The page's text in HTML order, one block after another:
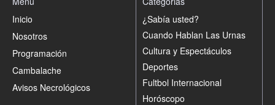
Inicio
Nosotros
Programación
Cambalache
Avisos Necrológicos
¿Sabía usted?
Cuando Hablan Las Urnas
Cultura y Espectáculos
Deportes
Fultbol Internacional
Horóscopo